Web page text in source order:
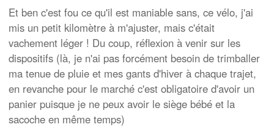
Et ben c'est fou ce qu'il est maniable sans, ce vélo, j'ai
mis un petit kilomètre à m'ajuster, mais c'était
vachement léger ! Du coup, réflexion à venir sur les
dispositifs (là, je n'ai pas forcément besoin de trimballer
ma tenue de pluie et mes gants d'hiver à chaque trajet,
en revanche pour le marché c'est obligatoire d'avoir un
panier puisque je ne peux avoir le siège bébé et la
sacoche en même temps)